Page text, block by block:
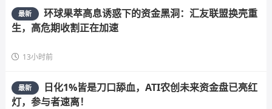
最新
环球果萃高息诱惑下的资金黑洞：汇友联盟换壳重
生，高危期收割正在加速
13小时前
最新
日化1%皆是刀口舔血，ATI农创未来资金盘已亮红
灯，参与者速离！